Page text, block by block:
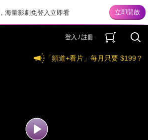
海量影劇免登入立即看
登入 / 註冊
「頻道+看片」每月只要 $199？